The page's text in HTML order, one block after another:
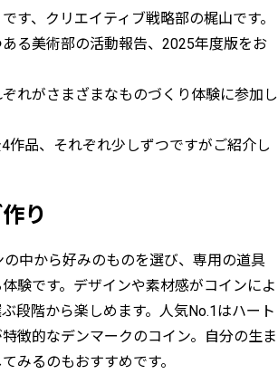
す、クリエイティブ戦略部の梶山です。
る美術部の活動報告、2025年度版をお
れがさまざまなものづくり体験に参加し
作品、それぞれ少しずつですがご紹介し
り
中から好みのものを選び、専用の道具
験です。デザインや素材感がコインによ
段階から楽しめます。人気No.1はハート
徴的なデンマークのコイン。自分の生ま
みるのもおすすめです。